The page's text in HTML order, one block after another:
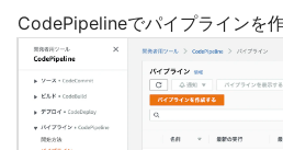
CodePipelineでパイプラインを